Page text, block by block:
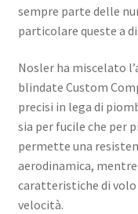
sempre parte delle
particolare queste a
Nosler ha miscelato
blindate Custom
precisi in lega di
sia per fucile che per
permette una
aerodinamica,
caratteristiche di volo
velocità.